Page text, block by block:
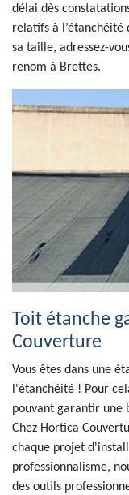
délai dès
relatifs à
sa taille, adressez-
renom à Brettes.
Toit étanche
Couverture
Vous êtes dans une
l'étanchéité ! Pour
pouvant garantir une
Chez Hortica
chaque projet
professionnalisme,
des outils